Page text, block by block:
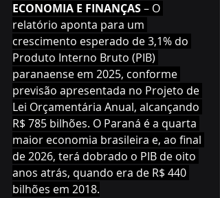
ECONOMIA E FINANÇAS – O
relatório aponta para um
crescimento esperado de 3,1% do
Produto Interno Bruto (PIB)
paranaense em 2025, conforme
previsão apresentada no Projeto de
Lei Orçamentária Anual, alcançando
R$ 785 bilhões. O Paraná é a quarta
maior economia brasileira e, ao final
de 2026, terá dobrado o PIB de oito
anos atrás, quando era de R$ 440
bilhões em 2018.